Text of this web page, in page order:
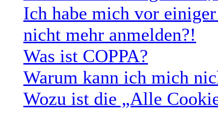
Ich habe mich vor
nicht mehr anmelden?!
Was ist COPPA?
Warum kann ich mich
Wozu ist die „Alle